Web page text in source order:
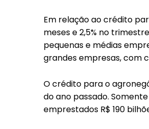
Em relação ao crédito
meses e 2,5% no
pequenas e médias
grandes empresas, com
O crédito para o
do ano passado.
emprestados R$ 190